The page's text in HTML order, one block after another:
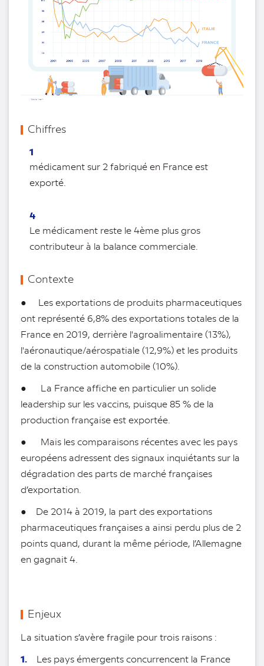
Chiffres
1
médicament sur 2 fabriqué en France est
exporté.
4
Le médicament reste le 4ème plus gros
contributeur à la balance commerciale.
Contexte
● Les exportations de produits pharmaceutiques
ont représenté 6,8% des exportations totales de la
France en 2019, derrière l'agroalimentaire (13%),
l'aéronautique/aérospatiale (12,9%) et les produits
de la construction automobile (10%).
● La France affiche en particulier un solide
leadership sur les vaccins, puisque 85 % de la
production française est exportée.
● Mais les comparaisons récentes avec les pays
européens adressent des signaux inquiétants sur la
dégradation des parts de marché françaises
d’exportation.
● De 2014 à 2019, la part des exportations
pharmaceutiques françaises a ainsi perdu plus de 2
points quand, durant la même période, l’Allemagne
en gagnait 4.
Enjeux
La situation s’avère fragile pour trois raisons :
1. Les pays émergents concurrencent la France